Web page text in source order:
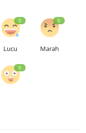
0
Lucu
0
Marah
0